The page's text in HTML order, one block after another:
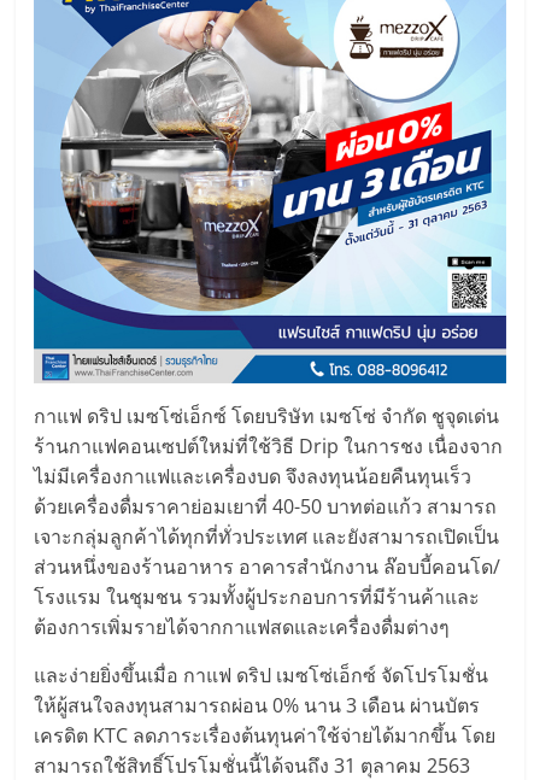
เปิด
ร้าน
ปรึกษา
ฟรี,
บริการ
พัฒนา
ระบบ
แฟ
รน
ไชส์"
"ศูนย์
รวม
ข้อมูล
ธุรกิจ
กาแฟ ดริป เมซโซ่เอ็กซ์ โดยบริษัท เมซโซ่ จำกัด ชูจุดเด่น
ร้านกาแฟคอนเซปต์ใหม่ที่ใช้วิธี Drip ในการชง เนื่องจาก
ไม่มีเครื่องกาแฟและเครื่องบด จึงลงทุนน้อยคืนทุนเร็ว
ด้วยเครื่องดื่มราคาย่อมเยาที่ 40-50 บาทต่อแก้ว สามารถ
เจาะกลุ่มลูกค้าได้ทุกที่ทั่วประเทศ และยังสามารถเปิดเป็น
ส่วนหนึ่งของร้านอาหาร อาคารสำนักงาน ล๊อบบี้คอนโด/
โรงแรม ในชุมชน รวมทั้งผู้ประกอบการที่มีร้านค้าและ
ต้องการเพิ่มรายได้จากกาแฟสดและเครื่องดื่มต่างๆ
และง่ายยิ่งขึ้นเมื่อ กาแฟ ดริป เมซโซ่เอ็กซ์ จัดโปรโมชั่น
ให้ผู้สนใจลงทุนสามารถผ่อน 0% นาน 3 เดือน ผ่านบัตร
เครดิต KTC ลดภาระเรื่องต้นทุนค่าใช้จ่ายได้มากขึ้น โดย
สามารถใช้สิทธิ์โปรโมชั่นนี้ได้จนถึง 31 ตุลาคม 2563